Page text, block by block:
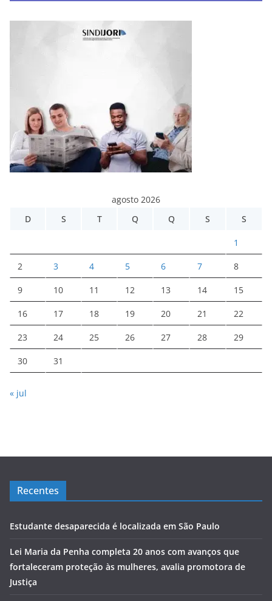
agosto 2026
D
S T Q Q S S
1
2 3 4 5 6 7 8
9 10 11 12 13 14 15
16 17 18 19 20 21 22
23 24 25 26 27 28 29
30 31
« jul
Recentes
Estudante desaparecida é localizada em São Paulo
Lei Maria da Penha completa 20 anos com avanços que
fortaleceram proteção às mulheres, avalia promotora de
Justiça